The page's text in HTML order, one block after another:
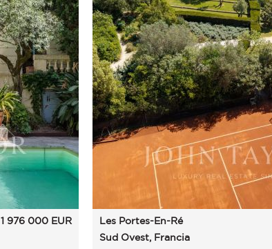
1 976 000 EUR
Les Portes-En-Ré
Sud Ovest, Francia